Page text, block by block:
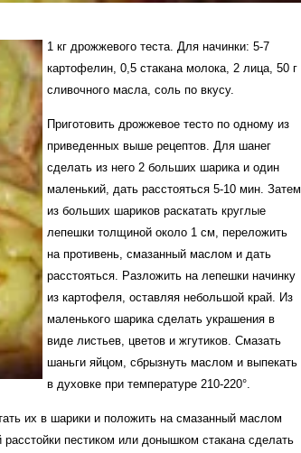
1 кг дрожжевого теста. Для начинки: 5-7
картофелин, 0,5 стакана молока, 2 лица, 50 г
сливочного масла, соль по вкусу.
Приготовить дрожжевое тесто по одному из
приведенных выше рецептов. Для шанег
сделать из него 2 больших шарика и один
маленький, дать расстояться 5-10 мин. Затем
из больших шариков раскатать круглые
лепешки толщиной около 1 см, переложить
на противень, смазанный маслом и дать
расстояться. Разложить на лепешки начинку
из картофеля, оставляя небольшой край. Из
маленького шарика сделать украшения в
виде листьев, цветов и жгутиков. Смазать
шаньги яйцом, сбрызнуть маслом и выпекать
в духовке при температуре 210-220°.
их в шарики и положить на смазанный маслом
пестиком или донышком стакана сделать